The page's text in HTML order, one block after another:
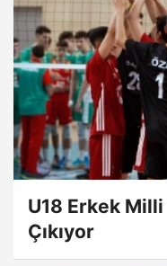
U18 Erkek Milli
Çıkıyor